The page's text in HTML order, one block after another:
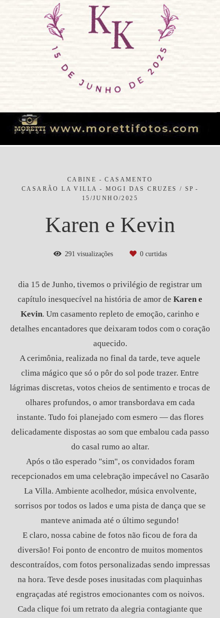
CABINE - CASAMENTO
CASARÃO LA VILLA - MOGI DAS CRUZES / SP
15/JUNHO/2025
Karen e Kevin
291 visualizações 0curtidas
dia 15 de Junho, tivemos o privilégio de registrar um
capítulo inesquecível na história de amor de Karen e
Kevin. Um casamento repleto de emoção, carinho e
detalhes encantadores que deixaram todos com o coração
aquecido.
A cerimônia, realizada no final da tarde, teve aquele
clima mágico que só o pôr do sol pode trazer. Entre
lágrimas discretas, votos cheios de sentimento e trocas de
olhares profundos, o amor transbordava em cada
instante. Tudo foi planejado com esmero — das flores
delicadamente dispostas ao som que embalou cada passo
do casal rumo ao altar.
Após o tão esperado "sim", os convidados foram
recepcionados em uma celebração impecável no Casarão
La Villa. Ambiente acolhedor, música envolvente,
sorrisos por todos os lados e uma pista de dança que se
manteve animada até o último segundo!
E claro, nossa cabine de fotos não ficou de fora da
diversão! Foi ponto de encontro de muitos momentos
descontraídos, com fotos personalizadas sendo impressas
na hora. Teve desde poses inusitadas com plaquinhas
engraçadas até registros emocionantes com os noivos.
Cada clique foi um retrato da alegria contagiante que